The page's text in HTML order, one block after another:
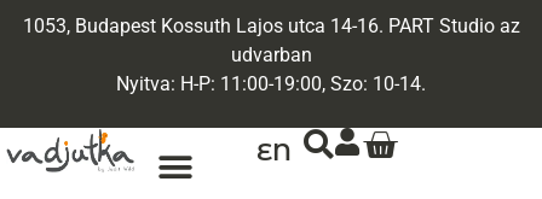
1053, Budapest Kossuth Lajos utca 14-16. PART Studio az
udvarban
Nyitva: H-P: 11:00-19:00, Szo: 10-14.
EN